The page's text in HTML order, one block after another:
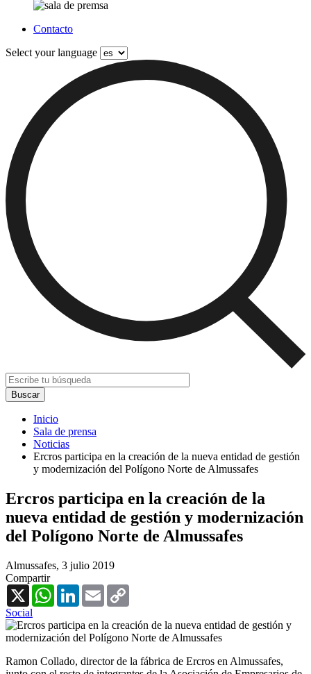
Contacto
Select your language
Inicio
Sala de prensa
Noticias
Ercros participa en la creación de la nueva entidad de gestión
y modernización del Polígono Norte de Almussafes
Ercros participa en la creación de la
nueva entidad de gestión y modernización
del Polígono Norte de Almussafes
Almussafes, 3 julio 2019
Compartir
X
WhatsAppLinkedInEmail
Social
Ramon Collado, director de la fábrica de Ercros en Almussafes,